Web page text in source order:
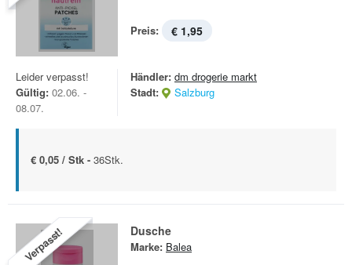
Preis: € 1,95
Leider verpasst!
Gültig: 02.06. -
08.07.
Händler: dm drogerie markt
Stadt:
Salzburg
€ 0,05 / Stk - 36Stk.
Verpasst! Dusche
Marke: Balea